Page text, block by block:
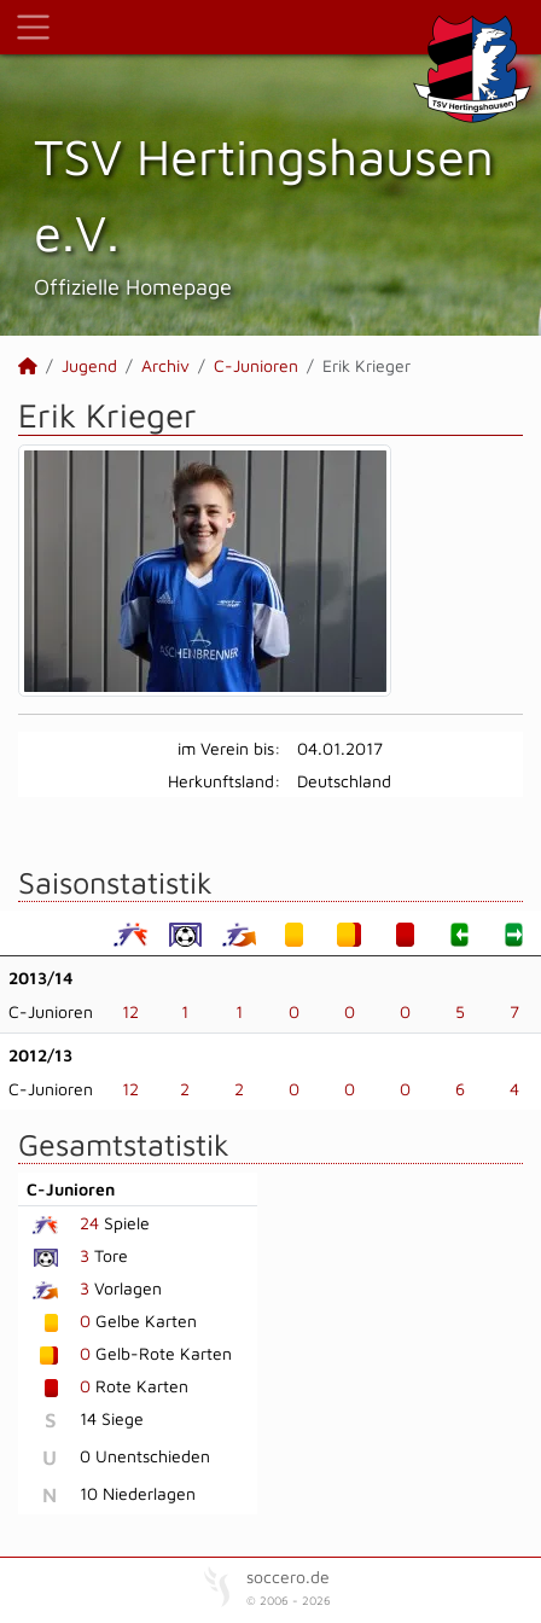
TSV Hertings­hausen
e.V.
Offizielle Homepage
Jugend Archiv C-Junioren Erik Krieger
Erik Krieger
im Verein bis:
04.01.2017
Herkunftsland:
Deutschland
Saisonstatistik
2013/14
C-Junioren
12 1 1 0 0 0 5 7
2012/13
C-Junioren
12 2 2 0 0 0 6 4
Gesamtstatistik
C-Junioren
24 Spiele
3 Tore
3 Vorlagen
0 Gelbe Karten
0 Gelb-Rote Karten
0 Rote Karten
S 14 Siege
U 0 Unentschieden
N 10 Niederlagen
soccero.de
© 2006 - 2026